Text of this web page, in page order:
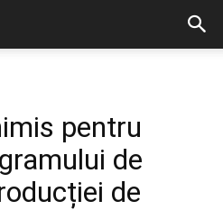
pentru
de
de